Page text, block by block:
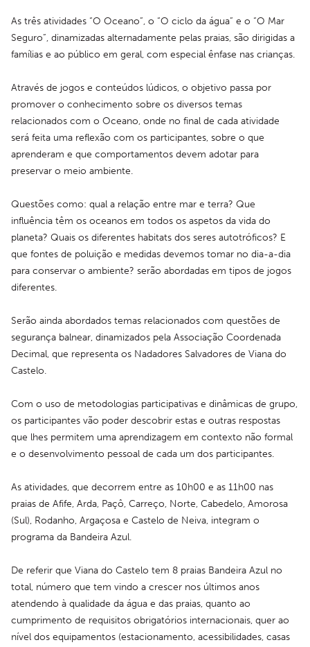
As três atividades “O Oceano”, o “O ciclo da água” e o “O Mar
Seguro”, dinamizadas alternadamente pelas praias, são dirigidas a
famílias e ao público em geral, com especial ênfase nas crianças.
Através de jogos e conteúdos lúdicos, o objetivo passa por
promover o conhecimento sobre os diversos temas
relacionados com o Oceano, onde no final de cada atividade
será feita uma reflexão com os participantes, sobre o que
aprenderam e que comportamentos devem adotar para
preservar o meio ambiente.
Questões como: qual a relação entre mar e terra? Que
influência têm os oceanos em todos os aspetos da vida do
planeta? Quais os diferentes habitats dos seres autotróficos? E
que fontes de poluição e medidas devemos tomar no dia-a-dia
para conservar o ambiente? serão abordadas em tipos de jogos
diferentes.
Serão ainda abordados temas relacionados com questões de
segurança balnear, dinamizados pela Associação Coordenada
Decimal, que representa os Nadadores Salvadores de Viana do
Castelo.
Com o uso de metodologias participativas e dinâmicas de grupo,
os participantes vão poder descobrir estas e outras respostas
que lhes permitem uma aprendizagem em contexto não formal
e o desenvolvimento pessoal de cada um dos participantes.
As atividades, que decorrem entre as 10h00 e as 11h00 nas
praias de Afife, Arda, Paçô, Carreço, Norte, Cabedelo, Amorosa
(Sul), Rodanho, Argaçosa e Castelo de Neiva, integram o
programa da Bandeira Azul.
De referir que Viana do Castelo tem 8 praias Bandeira Azul no
total, número que tem vindo a crescer nos últimos anos
atendendo à qualidade da água e das praias, quanto ao
cumprimento de requisitos obrigatórios internacionais, quer ao
nível dos equipamentos (estacionamento, acessibilidades, casas